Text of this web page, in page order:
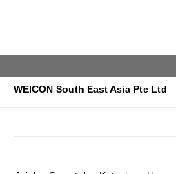
WEICON South East Asia Pte Ltd